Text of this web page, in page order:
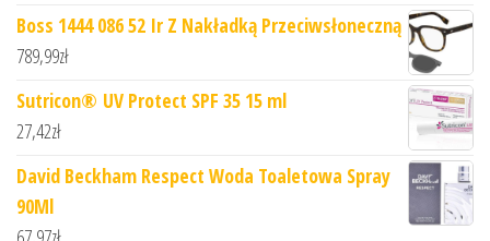
Boss 1444 086 52 Ir Z Nakładką Przeciwsłoneczną
789,99zł
Sutricon® UV Protect SPF 35 15 ml
27,42zł
David Beckham Respect Woda Toaletowa Spray
90Ml